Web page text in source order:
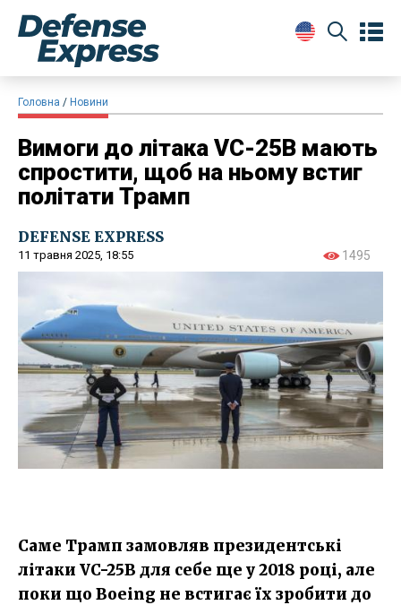
Головна Новини
Вимоги до літака VC-25B мають
спростити, щоб на ньому встиг
політати Трамп
DEFENSE EXPRESS
11 травня 2025, 18:55 1495
Саме Трамп замовляв президентські
літаки VC-25B для себе ще у 2018 році, але
поки що Boeing не встигає їх зробити до